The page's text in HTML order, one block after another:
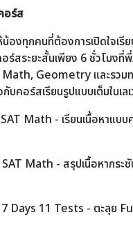
อร์ส
องทุกคนที่ต้องการเปิดใจเ
ร์สระยะสั้นเพียง 6 ชั่วโมงที่
Geometry และรวม
บคอร์สเรียนรูปแบบเต็มในเล
Math - เรียนเนื้อหาแบ
Math - สรุปเนื้อหากระชั
Days 11 Tests - ตะลุย